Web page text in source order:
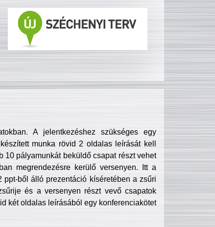
A jelentkezéshez szükséges egy
munka rövid 2 oldalas leírását kell
10 pályamunkát beküldő csapat részt vehet
megrendezésre kerülő versenyen. Itt a
ből álló prezentáció kíséretében a zsűri
és a versenyen részt vevő csapatok
két oldalas leírásából egy konferenciakötet